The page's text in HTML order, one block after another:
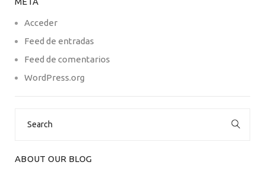
Acceder
Feed de entradas
Feed de comentarios
WordPress.org
ABOUT OUR BLOG